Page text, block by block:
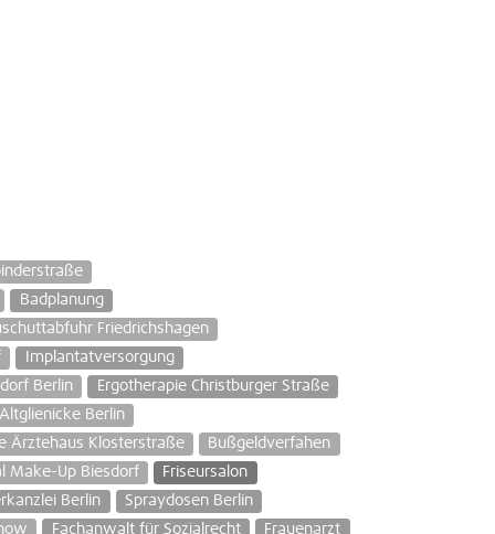
Badplanung
Friedrichshagen
Implantatversorgung
Berlin
Ergotherapie Christburger Straße
Berlin
Ärztehaus Klosterstraße
Bußgeldverfahen
Make-Up Biesdorf
Friseursalon
Berlin
Spraydosen Berlin
Fachanwalt für Sozialrecht
Frauenarzt